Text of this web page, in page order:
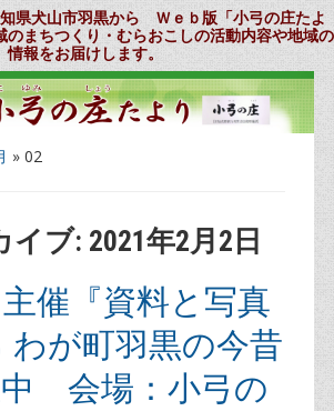
県犬山市羽黒から Ｗｅｂ版「小弓の庄たよ
まちつくり・むらおこしの活動内容や地域の
情報をお届けします。
» 02
イブ: 2021年2月2日
催『資料と写真
わが町羽黒の今昔
中 会場：小弓の